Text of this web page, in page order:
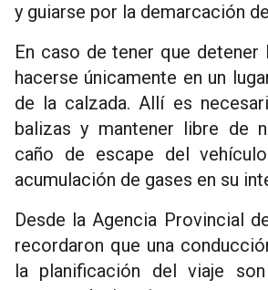
y guiarse por la demarcación
En caso de tener que detener
hacerse únicamente en un
de la calzada. Allí es
balizas y mantener libre de
caño de escape del
acumulación de gases en su
Desde la Agencia Provincial
recordaron que una
la planificación del viaje son